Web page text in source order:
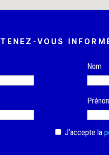
TENEZ-VOUS
Nom
J'accepte la